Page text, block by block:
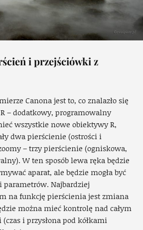
i przejściówki z
Canona jest to, co znalazło się
– dodatkowy, programowalny
wszystkie nowe obiektywy R,
dwa pierścienie (ostrości i
– trzy pierścienie (ogniskowa,
W ten sposób lewa ręka będzie
aparat, ale będzie mogła być
Najbardziej
na funkcję pierścienia jest zmiana
można mieć kontrolę nad całym
i przysłona pod kółkami